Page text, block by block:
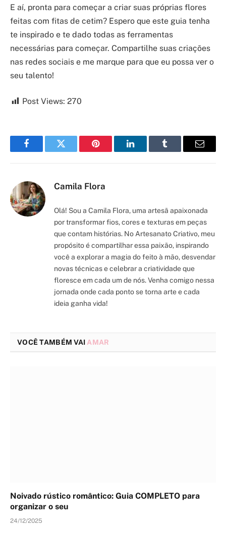
E aí, pronta para começar a criar suas próprias flores
feitas com fitas de cetim? Espero que este guia tenha
te inspirado e te dado todas as ferramentas
necessárias para começar. Compartilhe suas criações
nas redes sociais e me marque para que eu possa ver o
seu talento!
Post Views: 270
FacebookTwitter Pinterest LinkedInTumblr Email
Camila Flora
Olá! Sou a Camila Flora, uma artesã apaixonada
por transformar fios, cores e texturas em peças
que contam histórias. No Artesanato Criativo, meu
propósito é compartilhar essa paixão, inspirando
você a explorar a magia do feito à mão, desvendar
novas técnicas e celebrar a criatividade que
floresce em cada um de nós. Venha comigo nessa
jornada onde cada ponto se torna arte e cada
ideia ganha vida!
VOCÊ TAMBÉM VAIAMAR
Noivado rústico romântico: Guia COMPLETO para
organizar o seu
24/12/2025